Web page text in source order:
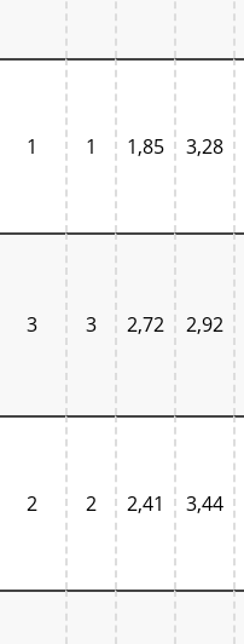
1 1 1,85 3,28
3 3 2,72 2,92
2 2 2,41 3,44